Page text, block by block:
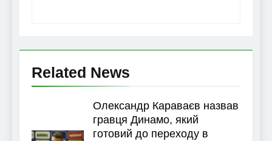
Related News
Олександр Караваєв назвав
гравця Динамо, який
готовий до переходу в